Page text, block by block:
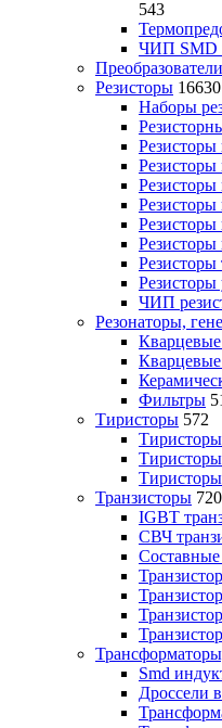
543
ЧИП SMD
Резисторы 16630
Наборы
Резисторы
Резисторы
Резисторы
Резисторы
Резисторы
ЧИП
Резонаторы,
Фильтры
Тиристоры 572
Транзисторы
IGBT
СВЧ
Smd
Дроссели